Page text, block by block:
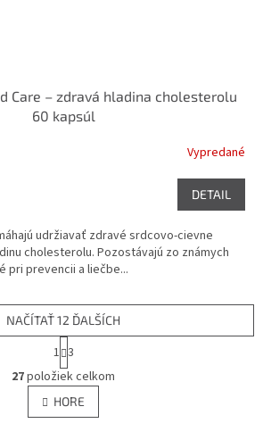
Care – zdravá hladina cholesterolu
60 kapsúl
Vypredané
DETAIL
udržiavať zdravé srdcovo-cievne
cholesterolu. Pozostávajú zo známych
pri prevencii a liečbe...
O
v
l
á
NAČÍTAŤ 12 ĎALŠÍCH
S
t
r
á
n
k
1 3
27položiek celkom
HORE